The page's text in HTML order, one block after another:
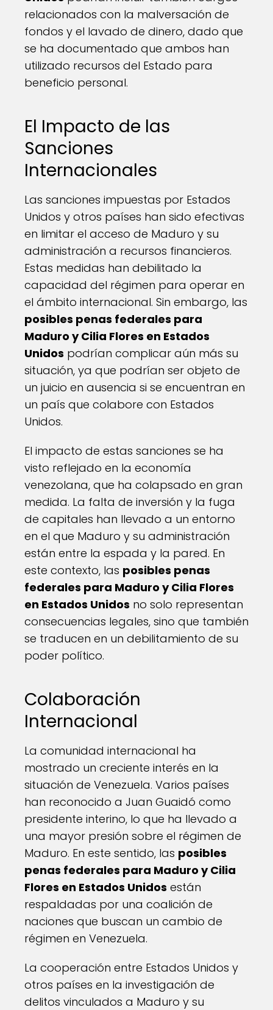
relacionados con la malversación de
fondos y el lavado de dinero, dado que
se ha documentado que ambos han
utilizado recursos del Estado para
beneficio personal.
El Impacto de las
Sanciones
Internacionales
Las sanciones impuestas por Estados
Unidos y otros países han sido efectivas
en limitar el acceso de Maduro y su
administración a recursos financieros.
Estas medidas han debilitado la
capacidad del régimen para operar en
el ámbito internacional. Sin embargo, las
posibles penas federales para
Maduro y Cilia Flores en Estados
Unidos podrían complicar aún más su
situación, ya que podrían ser objeto de
un juicio en ausencia si se encuentran en
un país que colabore con Estados
Unidos.
El impacto de estas sanciones se ha
visto reflejado en la economía
venezolana, que ha colapsado en gran
medida. La falta de inversión y la fuga
de capitales han llevado a un entorno
en el que Maduro y su administración
están entre la espada y la pared. En
este contexto, las posibles penas
federales para Maduro y Cilia Flores
en Estados Unidos no solo representan
consecuencias legales, sino que también
se traducen en un debilitamiento de su
poder político.
Colaboración
Internacional
La comunidad internacional ha
mostrado un creciente interés en la
situación de Venezuela. Varios países
han reconocido a Juan Guaidó como
presidente interino, lo que ha llevado a
una mayor presión sobre el régimen de
Maduro. En este sentido, las posibles
penas federales para Maduro y Cilia
Flores en Estados Unidos están
respaldadas por una coalición de
naciones que buscan un cambio de
régimen en Venezuela.
La cooperación entre Estados Unidos y
otros países en la investigación de
delitos vinculados a Maduro y su